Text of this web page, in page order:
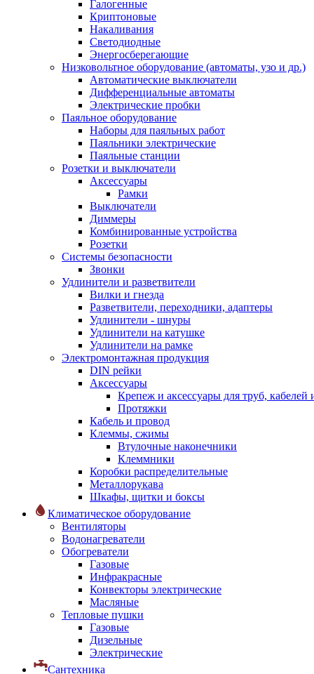
Галогенные
Криптоновые
Накаливания
Светодиодные
Энергосберегающие
Низковольтное оборудование (автоматы, узо и др.)
Автоматические выключатели
Дифференциальные автоматы
Электрические пробки
Паяльное оборудование
Наборы для паяльных работ
Паяльники электрические
Паяльные станции
Розетки и выключатели
Аксессуары
Рамки
Выключатели
Диммеры
Комбинированные устройства
Розетки
Системы безопасности
Звонки
Удлинители и разветвители
Вилки и гнезда
Разветвители, переходники, адаптеры
Удлинители - шнуры
Удлинители на катушке
Удлинители на рамке
Электромонтажная продукция
DIN рейки
Аксессуары
Крепеж и аксессуары для труб, кабелей
Протяжки
Кабель и провод
Клеммы, сжимы
Втулочные наконечники
Клеммники
Коробки распределительные
Металлорукава
Шкафы, щитки и боксы
Климатическое оборудование
Вентиляторы
Водонагреватели
Обогреватели
Газовые
Инфракрасные
Конвекторы электрические
Масляные
Тепловые пушки
Газовые
Дизельные
Электрические
Сантехника